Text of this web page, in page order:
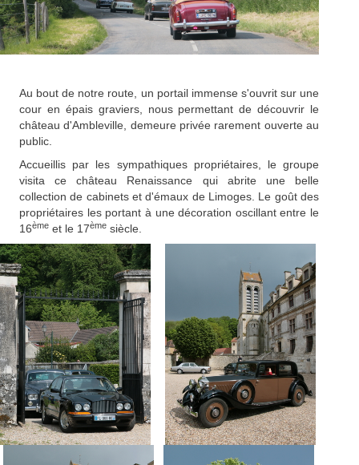
Au bout de notre route, un portail immense s'ouvrit sur une
cour en épais graviers, nous permettant de découvrir le
château d'Ambleville, demeure privée rarement ouverte au
public.
Accueillis par les sympathiques propriétaires, le groupe
visita ce château Renaissance qui abrite une belle
collection de cabinets et d'émaux de Limoges. Le goût des
propriétaires les portant à une décoration oscillant entre le
16ème et le 17ème siècle.